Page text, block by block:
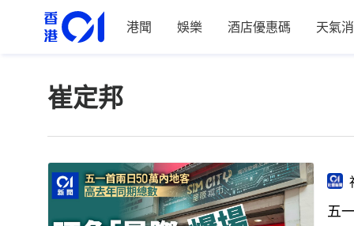
港聞 娛樂 酒店優惠碼 天氣
崔定邦
五